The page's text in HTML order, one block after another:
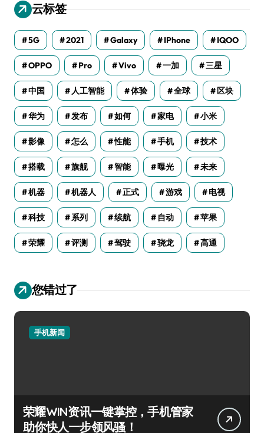
云标签
5G 2021 Galaxy IPhone IQOO
OPPO Pro Vivo 一加 三星
中国 人工智能 体验 全球 区块
华为 发布 如何 家电 小米
影像 怎么 性能 手机 技术
搭载 旗舰 智能 曝光 未来
机器 机器人 正式 游戏 电视
科技 系列 续航 自动 苹果
荣耀 评测 驾驶 骁龙 高通
您错过了
手机新闻
荣耀WIN资讯一键掌控，手机管家
助你快人一步领风骚！